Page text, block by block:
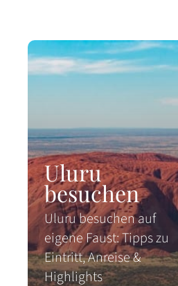
Uluru
besuchen
Uluru besuchen auf
eigene Faust: Tipps zu
Eintritt, Anreise &
Highlights